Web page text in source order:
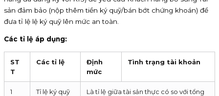
sản đảm bảo (nộp thêm tiền ký quỹ/bán bớt chứng khoán) để
đưa tỉ lệ lệ ký quỹ lên mức an toàn.
Các tỉ lệ áp dụng:
ST
T
Các tỉ lệ
Định
mức
Tình trạng tài khoản
1
Tỉ lệ ký quỹ
Là tỉ lệ giữa tài sản thực có so với tổng